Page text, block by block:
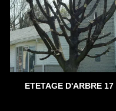
ETETAGE D'ARBRE 17